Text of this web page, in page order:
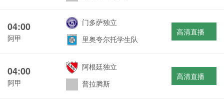
04:00
阿甲
门多萨独立
里奥夸尔托学生队
高清直播
04:00
阿甲
阿根廷独立
普拉腾斯
高清直播